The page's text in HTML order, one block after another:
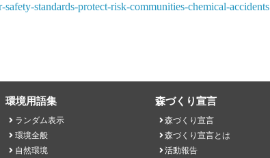
standards-protect-risk-communities-chemical-accidents
環境用語集
ランダム表示
環境全般
自然環境
森づくり宣言
森づくり宣言
森づくり宣言とは
活動報告